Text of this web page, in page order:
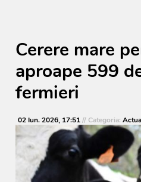
Cerere mare
aproape 599
fermieri
02 Iun. 2026, 17:51// Categoria: